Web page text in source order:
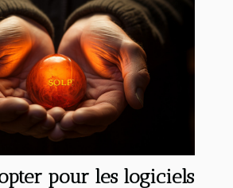
pour les logiciels